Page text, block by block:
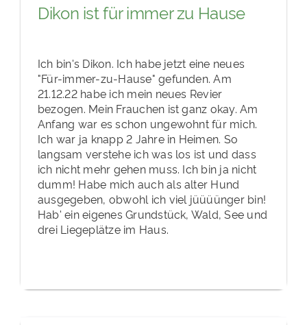
Dikon ist für immer zu Hause
Ich bin's Dikon. Ich habe jetzt eine neues
"Für-immer-zu-Hause" gefunden. Am
21.12.22 habe ich mein neues Revier
bezogen. Mein Frauchen ist ganz okay. Am
Anfang war es schon ungewohnt für mich.
Ich war ja knapp 2 Jahre in Heimen. So
langsam verstehe ich was los ist und dass
ich nicht mehr gehen muss. Ich bin ja nicht
dumm! Habe mich auch als alter Hund
ausgegeben, obwohl ich viel jüüüünger bin!
Hab' ein eigenes Grundstück, Wald, See und
drei Liegeplätze im Haus.